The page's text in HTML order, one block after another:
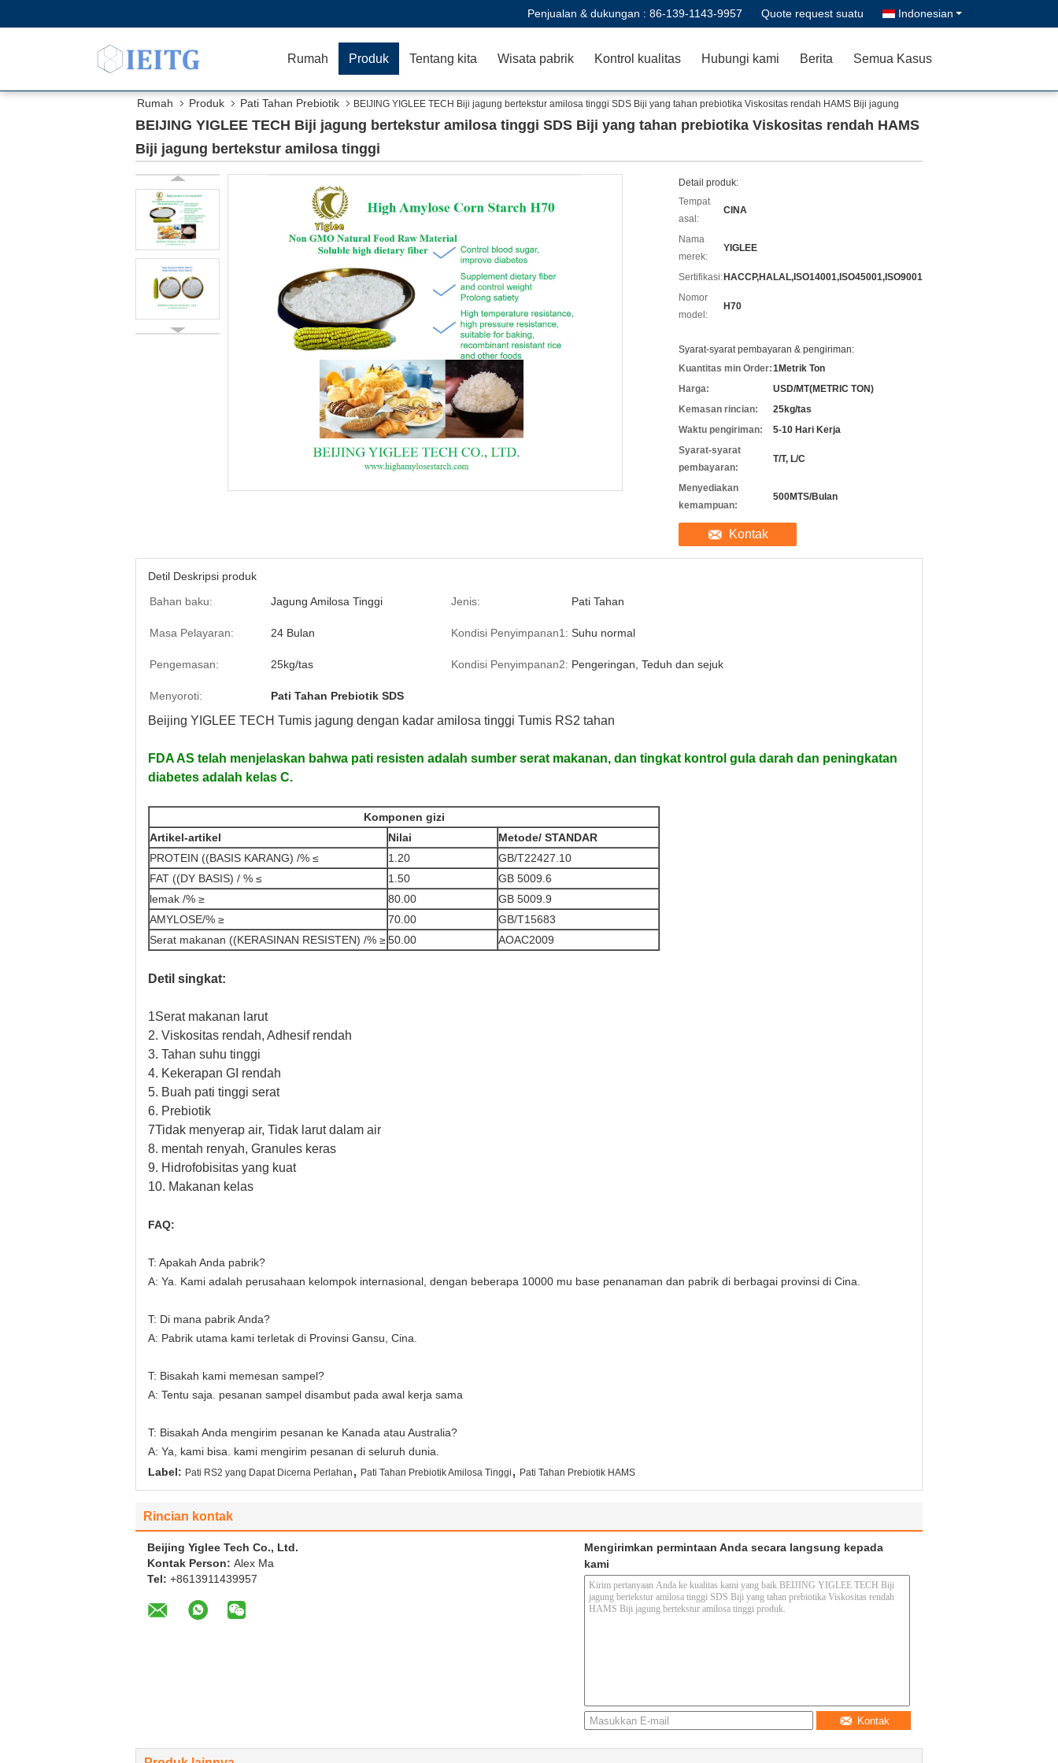
Penjualan & dukungan : 86-139-1143-9957 Quote request suatu Indonesian
Rumah Produk Tentang kita Wisata pabrik Kontrol kualitas Hubungi kami Berita Semua Kasus
Rumah Produk Pati Tahan Prebiotik
BEIJING YIGLEE TECH Biji jagung bertekstur amilosa tinggi SDS Biji yang tahan prebiotika Viskositas rendah HAMS Biji jagung
bertekstur amilosa tinggi
BEIJING YIGLEE TECH Biji jagung bertekstur amilosa tinggi SDS Biji yang tahan prebiotika Viskositas rendah HAMS
Biji jagung bertekstur amilosa tinggi
Detail produk:
Tempat
asal:
CINA
Nama
merek:
YIGLEE
Sertifikasi: HACCP,HALAL,ISO14001,ISO45001,ISO9001
Nomor
model:
H70
Syarat-syarat pembayaran & pengiriman:
Kuantitas min Order:1Metrik Ton
Harga:
USD/MT(METRIC TON)
Kemasan rincian:
25kg/tas
Waktu pengiriman:
5-10 Hari Kerja
Syarat-syarat
pembayaran:
T/T, L/C
Menyediakan
kemampuan:
500MTS/Bulan
Kontak
Detil Deskripsi produk
Bahan baku:
Jagung Amilosa Tinggi Jenis: Pati Tahan
Masa Pelayaran: 24 Bulan Kondisi Penyimpanan1: Suhu normal
Pengemasan: 25kg/tas Kondisi Penyimpanan2: Pengeringan, Teduh dan sejuk
Menyoroti: Pati Tahan Prebiotik SDS
Beijing YIGLEE TECH Tumis jagung dengan kadar amilosa tinggi Tumis RS2 tahan
FDA AS telah menjelaskan bahwa pati resisten adalah sumber serat makanan, dan tingkat kontrol gula darah dan peningkatan
diabetes adalah kelas C.
Komponen gizi
Artikel-artikel
Nilai Metode/ STANDAR
PROTEIN ((BASIS KARANG) /% ≤
1.20
GB/T22427.10
FAT ((DY BASIS) / % ≤
1.50
GB 5009.6
lemak /% ≥
80.00
GB 5009.9
AMYLOSE/% ≥
70.00
GB/T15683
Serat makanan ((KERASINAN RESISTEN) /% ≥50.00 AOAC2009
Detil singkat:
1Serat makanan larut
2. Viskositas rendah, Adhesif rendah
3. Tahan suhu tinggi
4. Kekerapan GI rendah
5. Buah pati tinggi serat
6. Prebiotik
7Tidak menyerap air, Tidak larut dalam air
8. mentah renyah, Granules keras
9. Hidrofobisitas yang kuat
10. Makanan kelas
FAQ:
T: Apakah Anda pabrik?
A: Ya. Kami adalah perusahaan kelompok internasional, dengan beberapa 10000 mu base penanaman dan pabrik di berbagai provinsi di Cina.
T: Di mana pabrik Anda?
A: Pabrik utama kami terletak di Provinsi Gansu, Cina.
T: Bisakah kami memesan sampel?
A: Tentu saja. pesanan sampel disambut pada awal kerja sama
T: Bisakah Anda mengirim pesanan ke Kanada atau Australia?
A: Ya, kami bisa. kami mengirim pesanan di seluruh dunia.
Label: Pati RS2 yang Dapat Dicerna Perlahan , Pati Tahan Prebiotik Amilosa Tinggi , Pati Tahan Prebiotik HAMS
Rincian kontak
Beijing Yiglee Tech Co., Ltd.
Kontak Person: Alex Ma
Tel: +8613911439957
Mengirimkan permintaan Anda secara langsung kepada
kami
Kontak